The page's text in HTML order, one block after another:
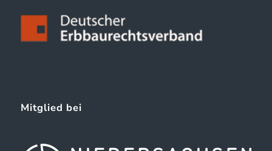
Mitglied bei